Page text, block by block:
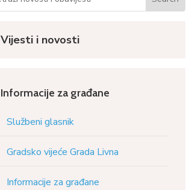
Vijesti i novosti
Informacije za građane
Službeni glasnik
Gradsko vijeće Grada Livna
Informacije za građane